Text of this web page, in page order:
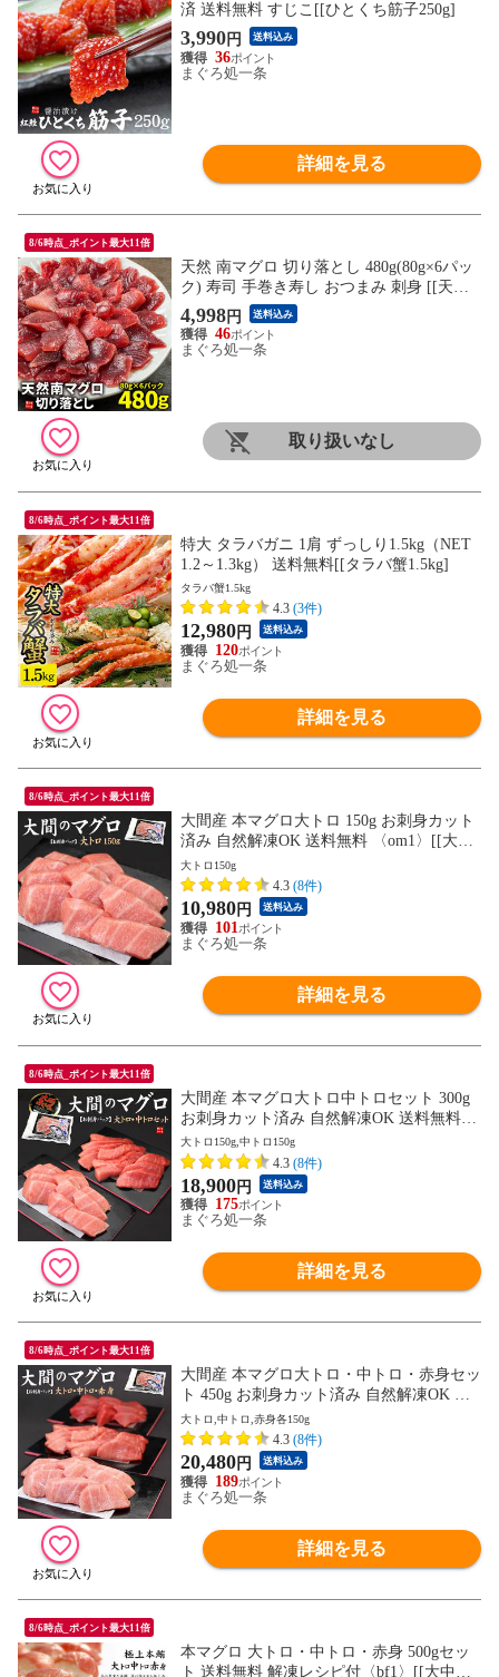
済 送料無料 すじこ[[ひとくち筋子250g]
3,990円 送料込み
36
まぐろ処一条
詳細を見る
8/6時点_ポイント最大11倍
天然 南マグロ 切り落とし 480g(80g×6パッ
ク) 寿司 手巻き寿し おつまみ 刺身 [[天然
ミナミ鮪切落しセット]
4,998円 送料込み
46
まぐろ処一条
取り扱いなし
8/6時点_ポイント最大11倍
特大 タラバガニ 1肩 ずっしり1.5kg（NET
1.2～1.3kg） 送料無料[[タラバ蟹1.5kg]
タラバ蟹1.5kg
4.3 (3件)
12,980円 送料込み
120
まぐろ処一条
詳細を見る
8/6時点_ポイント最大11倍
大間産 本マグロ大トロ 150g お刺身カット
済み 自然解凍OK 送料無料 〈om1〉[[大間
産本鮪大トロ]
大トロ150g
4.3 (8件)
10,980円 送料込み
101
まぐろ処一条
詳細を見る
8/6時点_ポイント最大11倍
大間産 本マグロ大トロ中トロセット 300g
お刺身カット済み 自然解凍OK 送料無料
〈om1〉[[大間産本鮪_大トロ中トロセッ
ト]
大トロ150g,中トロ150g
4.3 (8件)
18,900円 送料込み
175
まぐろ処一条
詳細を見る
8/6時点_ポイント最大11倍
大間産 本マグロ大トロ・中トロ・赤身セッ
ト 450g お刺身カット済み 自然解凍OK 送
料無料〈om1〉[[大間産本鮪_大中赤セッ
ト]
大トロ,中トロ,赤身各150g
4.3 (8件)
20,480円 送料込み
189
まぐろ処一条
詳細を見る
8/6時点_ポイント最大11倍
本マグロ 大トロ・中トロ・赤身 500gセッ
ト 送料無料 解凍レシピ付〈bf1〉[[大中赤